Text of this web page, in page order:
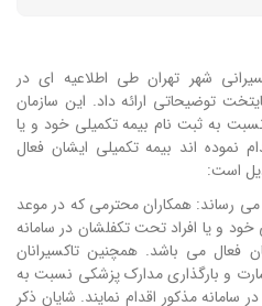
شهر تهران طی اطلاعیه ای در
توضیحاتی ارائه داد. این سازمان
به ثبت نام بیمه تکمیلی خود و یا
نموده اند بیمه تکمیلی ایشان فعال
است:
می رساند: همکاران محترمی که در موعد
و یا افراد تحت تکفلشان در سامانه
فعال می باشد. همچنین تاکسیرانان
و بارگذاری مدارک پزشکی نسبت به
سامانه مذکور اقدام نمایند. شایان ذکر